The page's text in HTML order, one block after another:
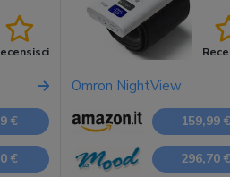
Omron NightView
€ 159,99 €
€ 296,70 €